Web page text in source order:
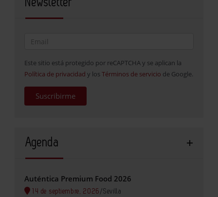
Newsletter
Este sitio está protegido por reCAPTCHA y se aplican la
Política de privacidad y los Términos de servicio de Google.
Suscribirme
Agenda
Auténtica Premium Food 2026
14 de septiembre, 2026 /Sevilla